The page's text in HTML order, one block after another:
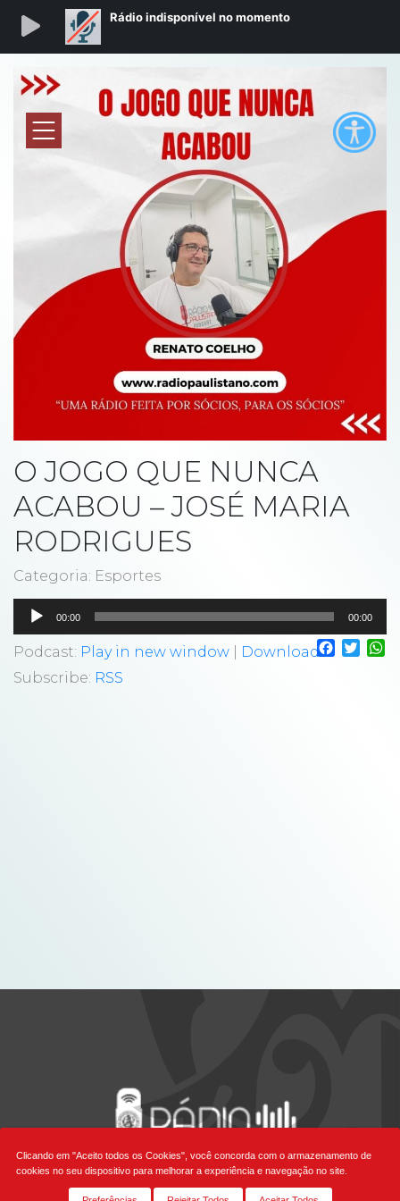
O JOGO QUE NUNCA
ACABOU – JOSÉ MARIA
RODRIGUES
Categoria: Esportes
Tocador
áudio
00:00 00:00
Podcast: Play in new window
Download
Subscribe: RSS
Clicando em "Aceito todos os Cookies", você concorda com o armazenamento de
cookies no seu dispositivo para melhorar a experiência e navegação no site.